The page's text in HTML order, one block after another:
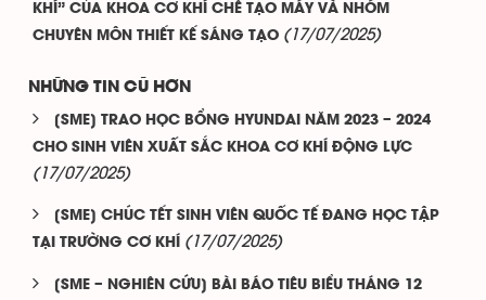
KHÍ” CỦA KHOA CƠ KHÍ CHẾ TẠO MÁY VÀ NHÓM
CHUYÊN MÔN THIẾT KẾ SÁNG TẠO (17/07/2025)
NHỮNG TIN CŨ HƠN
[SME] TRAO HỌC BỔNG HYUNDAI NĂM 2023 – 2024
CHO SINH VIÊN XUẤT SẮC KHOA CƠ KHÍ ĐỘNG LỰC
(17/07/2025)
[SME] CHÚC TẾT SINH VIÊN QUỐC TẾ ĐANG HỌC TẬP
TẠI TRƯỜNG CƠ KHÍ
(17/07/2025)
[SME – NGHIÊN CỨU] BÀI BÁO TIÊU BIỂU THÁNG 12